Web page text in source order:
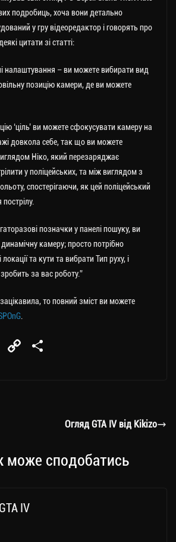
подробиць, хоча вони детально
у гру відеоредактор і говорять про
цитати зі статті:
налаштування – ви можете вибирати вид
позицію камери, де ви можете
‘ціль’ ви можете сфокусувати камеру на
довкола себе, так що ви можете
Ніко, який перезаряджає
у поліцейських, та між виглядом з
спостерігаючи, як цей поліцейський
позначки у панелі пошуку, ви
камеру; просто потрібно
локації та кути та вибрати Тип руху, і
за вас роботу.”
то повний зміст ви можете
Fa
C
тиОгляд GTA IV від Kikizo
може сподобатись
IV